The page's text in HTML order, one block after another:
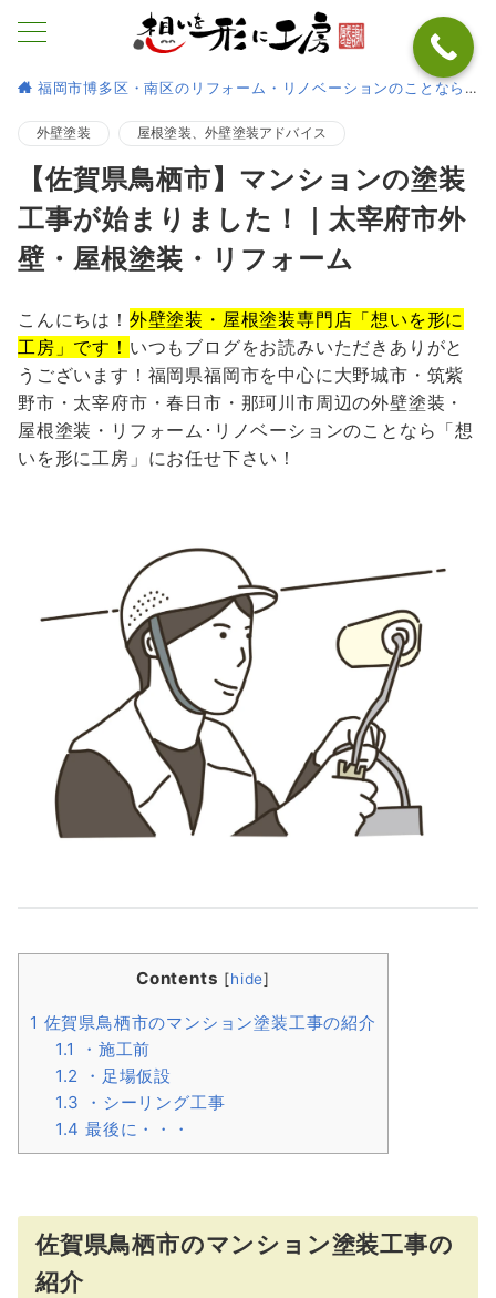
福岡市博多区・南区のリフォーム・リノベーションのことなら
外壁塗装 屋根塗装、外壁塗装アドバイス
【佐賀県鳥栖市】マンションの塗装
工事が始まりました！｜太宰府市外
壁・屋根塗装・リフォーム
こんにちは！ 外壁塗装・屋根塗装専門店「想いを形に
工房」です！ いつもブログをお読みいただきありがと
うございます！福岡県福岡市を中心に大野城市・筑紫
野市・太宰府市・春日市・那珂川市周辺の外壁塗装・
屋根塗装・リフォーム･リノベーションのことなら「想
いを形に工房」にお任せ下さい！
Contents [hide]
1 佐賀県鳥栖市のマンション塗装工事の紹介
1.1
・施工前
1.2
・足場仮設
1.3
・シーリング工事
1.4 最後に・・・
佐賀県鳥栖市のマンション塗装工事の
紹介